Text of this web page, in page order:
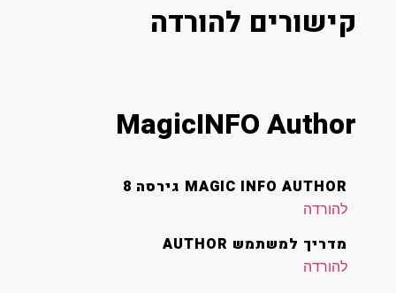
קישורים להורדה
MagicINFO Author
MAGIC INFO AUTHOR גירסה 8
להורדה
מדריך למשתמש AUTHOR
להורדה